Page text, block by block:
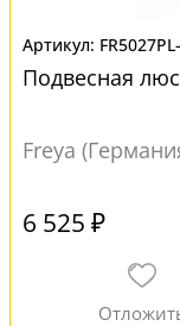
Подвесная
Freya
6 525 ₽